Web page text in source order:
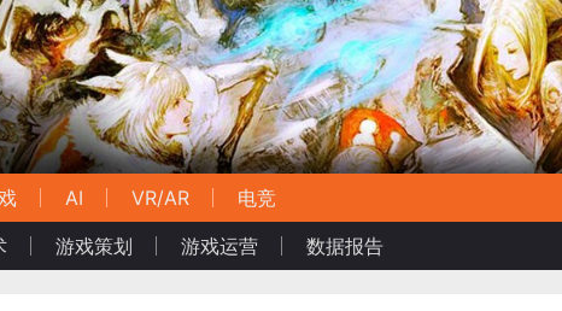
AI VR/AR
电竞
游戏策划 游戏运营 数据报告